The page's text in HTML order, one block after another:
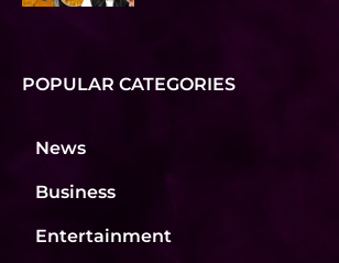
POPULAR CATEGORIES
News
Business
Entertainment